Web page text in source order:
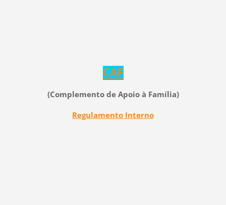
CAF
(Complemento de Apoio à Família)
Regulamento Interno